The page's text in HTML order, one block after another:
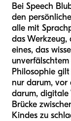
Bei Speech
den
alle mit
das
eines, das
Philosophie
nur darum, vor
darum, digitale
Brücke
Kindes zu